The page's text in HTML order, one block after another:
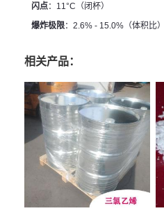
闪点：11°C（闭杯）
爆炸极限：2.6% - 15.0%（体积比）
相关产品：